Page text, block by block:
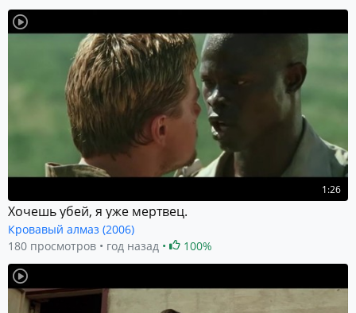
1:26
Хочешь убей, я уже мертвец.
Кровавый алмаз (2006)
180 просмотров
год назад 100%